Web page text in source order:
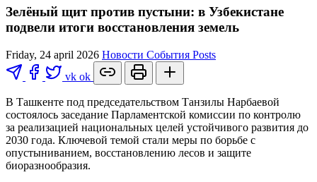
Зелёный щит против пустыни: в Узбекистане
подвели итоги восстановления земель
Friday, 24 april 2026 Новости События Posts
vk ok
В Ташкенте под председательством Танзилы Нарбаевой
состоялось заседание Парламентской комиссии по контролю
за реализацией национальных целей устойчивого развития до
2030 года. Ключевой темой стали меры по борьбе с
опустыниванием, восстановлению лесов и защите
биоразнообразия.